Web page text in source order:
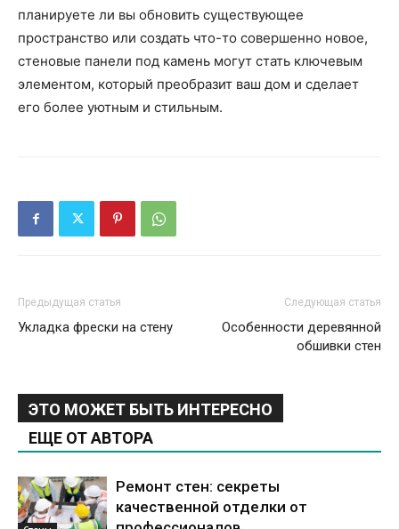
планируете ли вы обновить существующее
пространство или создать что-то совершенно новое,
стеновые панели под камень могут стать ключевым
элементом, который преобразит ваш дом и сделает
его более уютным и стильным.
Предыдущая статья
Укладка фрески на стену
Следующая статья
Особенности деревянной
обшивки стен
ЭТО МОЖЕТ БЫТЬ ИНТЕРЕСНО
ЕЩЕ ОТ АВТОРА
Ремонт стен: секреты
качественной отделки от